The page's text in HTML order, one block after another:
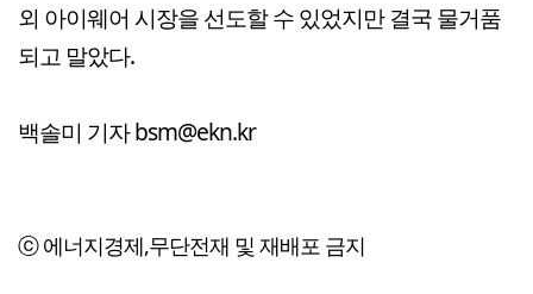
외 아이웨어 시장을 선도할 수 있었지만 결국 물거품
되고 말았다.
백솔미 기자 bsm@ekn.kr
ⓒ 에너지경제,무단전재 및 재배포 금지